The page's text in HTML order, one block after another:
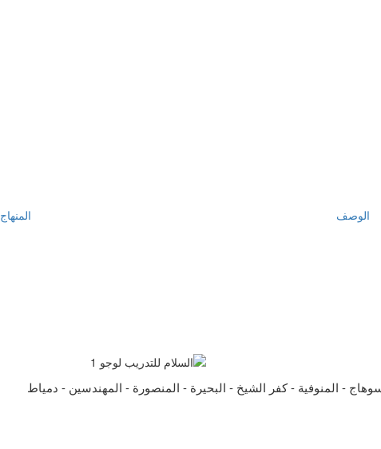
الوصف المنهاج
- المنوفية - كفر الشيخ - البحيرة - المنصورة - المهندسين - دمياط